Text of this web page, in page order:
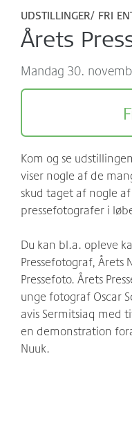
Sponsorer
net:vaerket og
Kontakt
Møder/konferencer/
Værkets scener og
Spillestedet
Grønnere tiltag
Følg os
UDSTILLINGER FRI
Årets
mandag 30.
Kom og se
viser nogle af de
skud taget af nogle
pressefotografer i
Du kan bl.a. opleve
Pressefotograf, Årets
Pressefoto. Årets
unge fotograf Oscar
avis Sermitsiaq med
en demonstration
Nuuk.